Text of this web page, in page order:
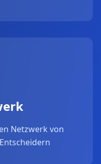
Netzwerk von